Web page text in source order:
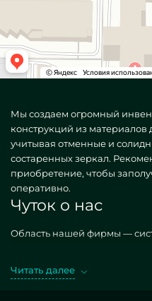
Мы создаем огромный
конструкций из
учитывая отменные и
состаренных зеркал.
приобретение, чтобы
оперативно.
Чуток о нас
Область нашей фирмы —
Головокружительный
Читать далее